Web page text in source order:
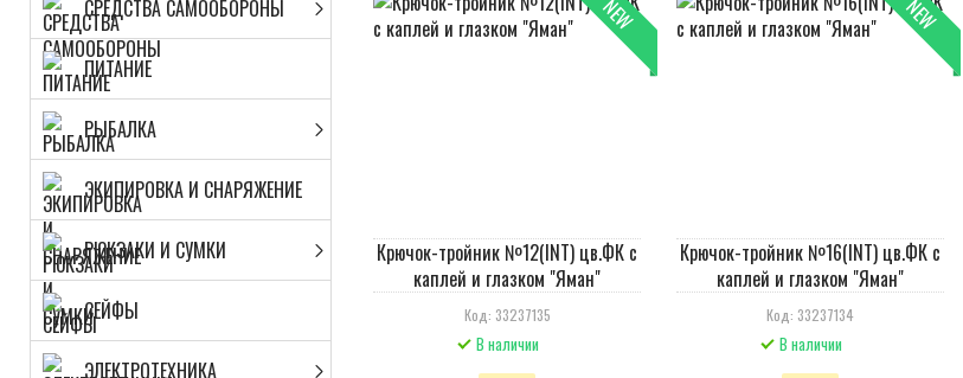
СРЕДСТВА САМООБОРОНЫ
ПИТАНИЕ
РЫБАЛКА
ЭКИПИРОВКА И СНАРЯЖЕНИЕ
РЮКЗАКИ И СУМКИ
СЕЙФЫ
ЭЛЕКТРОТЕХНИКА
NEW
Крючок-тройник №12(INT) цв.ФК с
каплей и глазком "Яман"
Код: 33237135
В наличии
NEW
Крючок-тройник №16(INT) цв.ФК с
каплей и глазком "Яман"
Код: 33237134
В наличии